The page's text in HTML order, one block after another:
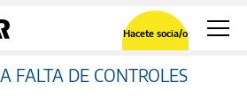
Hacete socia/o
FALTA DE CONTROLES